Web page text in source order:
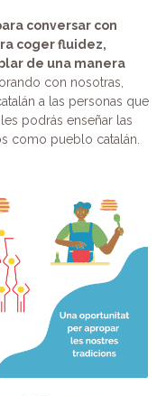
conversar con
coger fluidez,
de una manera
con nosotras,
a las personas que
podrás enseñar las
como pueblo catalán.